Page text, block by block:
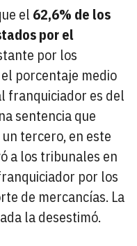
el 62,6% de los
por el
por los
porcentaje medio
franquiciador es del
sentencia que
tercero, en este
a los tribunales en
por los
de mercancías. La
la desestimó.